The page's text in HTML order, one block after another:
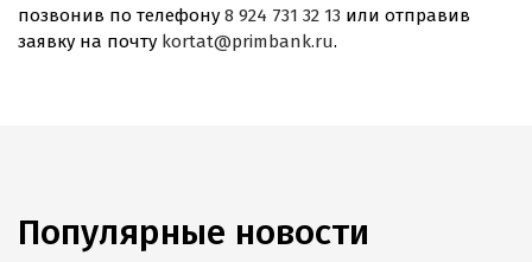
позвонив по телефону 8 924 731 32 13 или отправив
заявку на почту kortat@primbank.ru.
Популярные новости